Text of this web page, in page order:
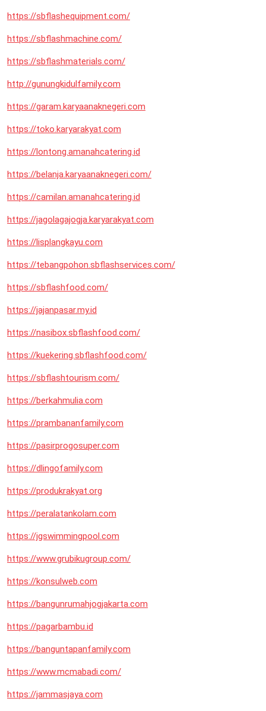
https://sbflashequipment.com/
https://sbflashmachine.com/
https://sbflashmaterials.com/
http://gunungkidulfamily.com
https://garam.karyaanaknegeri.com
https://toko.karyarakyat.com
https://lontong.amanahcatering.id
https://belanja.karyaanaknegeri.com/
https://camilan.amanahcatering.id
https://jagolagajogja.karyarakyat.com
https://lisplangkayu.com
https://tebangpohon.sbflashservices.com/
https://sbflashfood.com/
https://jajanpasar.my.id
https://nasibox.sbflashfood.com/
https://kuekering.sbflashfood.com/
https://sbflashtourism.com/
https://berkahmulia.com
https://prambananfamily.com
https://pasirprogosuper.com
https://dlingofamily.com
https://produkrakyat.org
https://peralatankolam.com
https://jgswimmingpool.com
https://www.grubikugroup.com/
https://konsulweb.com
https://bangunrumahjogjakarta.com
https://pagarbambu.id
https://banguntapanfamily.com
https://www.mcmabadi.com/
https://jammasjaya.com